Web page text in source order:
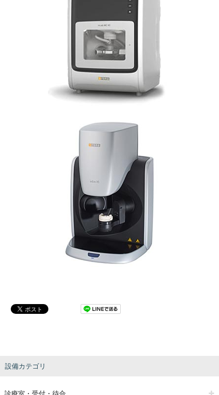
設備カテゴリ
診療室・受付・待合